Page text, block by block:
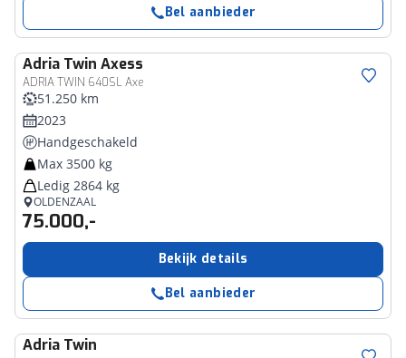
Bel aanbieder
Adria Twin Axess
ADRIA TWIN 640SL Axe
51.250 km
2023
Handgeschakeld
Max 3500 kg
Ledig 2864 kg
OLDENZAAL
75.000,-
Bekijk details
Bel aanbieder
Adria Twin